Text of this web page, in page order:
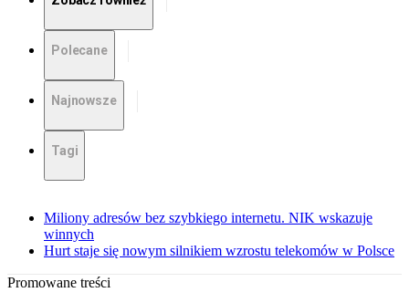
Polecane
Najnowsze
Tagi
Miliony adresów bez szybkiego internetu. NIK wskazuje
winnych
Hurt staje się nowym silnikiem wzrostu telekomów w Polsce
Promowane treści